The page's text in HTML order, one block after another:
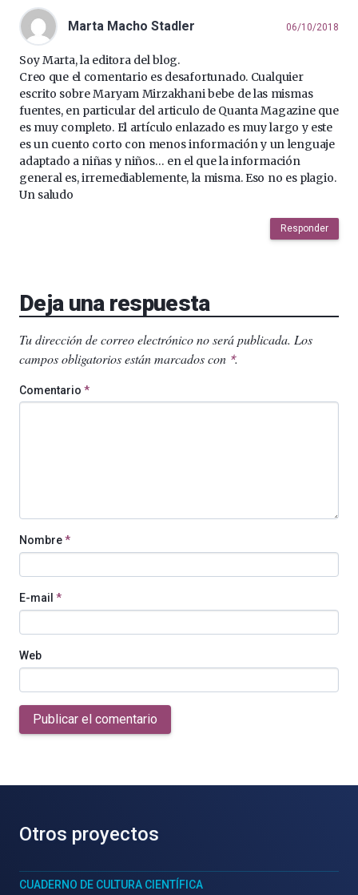
Marta Macho Stadler 06/10/2018
Soy Marta, la editora del blog.
Creo que el comentario es desafortunado. Cualquier
escrito sobre Maryam Mirzakhani bebe de las mismas
fuentes, en particular del articulo de Quanta Magazine que
es muy completo. El artículo enlazado es muy largo y este
es un cuento corto con menos información y un lenguaje
adaptado a niñas y niños… en el que la información
general es, irremediablemente, la misma. Eso no es plagio.
Un saludo
Responder
Deja una respuesta
Tu dirección de correo electrónico no será publicada. Los
campos obligatorios están marcados con *.
Comentario *
Nombre*
E-mail *
Web
Publicar el comentario
Otros proyectos
CUADERNO DE CULTURA CIENTÍFICA